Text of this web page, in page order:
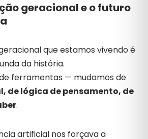
geracionaleofuturo
queestamos vivendoé
da história.
ferramentas — mudamos de
delógica depensamento, de
.
artificial nos forçavaa